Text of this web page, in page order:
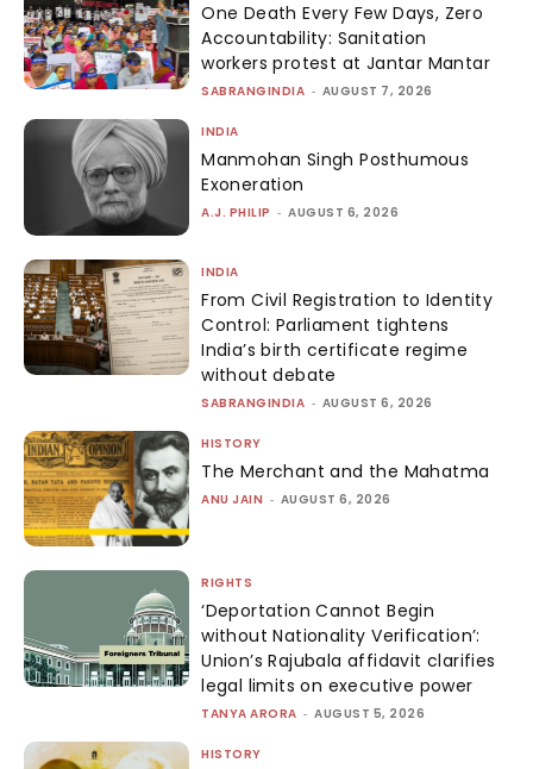
One Death Every Few Days, Zero
Accountability: Sanitation
workers protest at Jantar Mantar
SABRANGINDIA - AUGUST 7, 2026
INDIA
Manmohan Singh Posthumous
Exoneration
A.J. PHILIP - AUGUST 6, 2026
INDIA
From Civil Registration to Identity
Control: Parliament tightens
India’s birth certificate regime
without debate
SABRANGINDIA - AUGUST 6, 2026
HISTORY
The Merchant and the Mahatma
ANU JAIN - AUGUST 6, 2026
RIGHTS
‘Deportation Cannot Begin
without Nationality Verification’:
Union’s Rajubala affidavit clarifies
legal limits on executive power
TANYA ARORA - AUGUST 5, 2026
HISTORY